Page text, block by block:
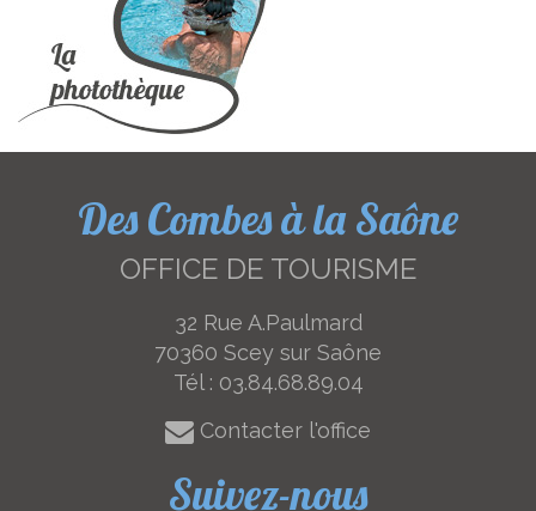
Des Combes à la Saône
OFFICE DE TOURISME
32 Rue A.Paulmard
70360 Scey sur Saône
Tél : 03.84.68.89.04
Contacter l'office
Suivez-nous